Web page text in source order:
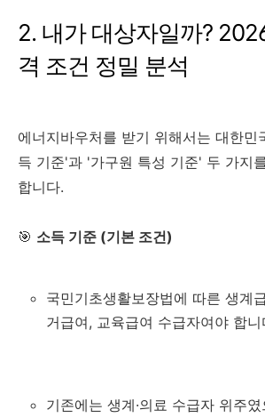
2. 내가 대상자일까?
격 조건 정밀 분석
에너지바우처를 받기 위해서는 대한민
득 기준'과 '가구원 특성 기준' 두 가지
합니다.
🎯 소득 기준 (기본 조건)
국민기초생활보장법에 따른 생계
거급여, 교육급여 수급자여야 합니
기존에는 생계·의료 수급자 위주